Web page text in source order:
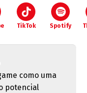
TikTok Spotify
como uma
potencial